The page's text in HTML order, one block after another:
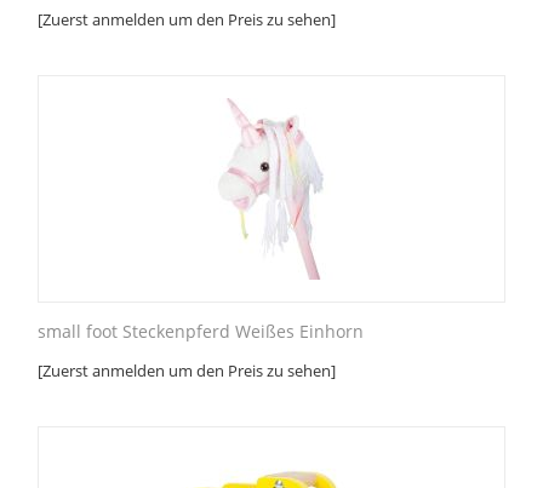
[Zuerst anmelden um den Preis zu sehen]
small foot Steckenpferd Weißes Einhorn
[Zuerst anmelden um den Preis zu sehen]